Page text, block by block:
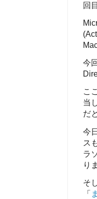
回
今
こ
当
だ
今
ス
ラ
り
そ
「